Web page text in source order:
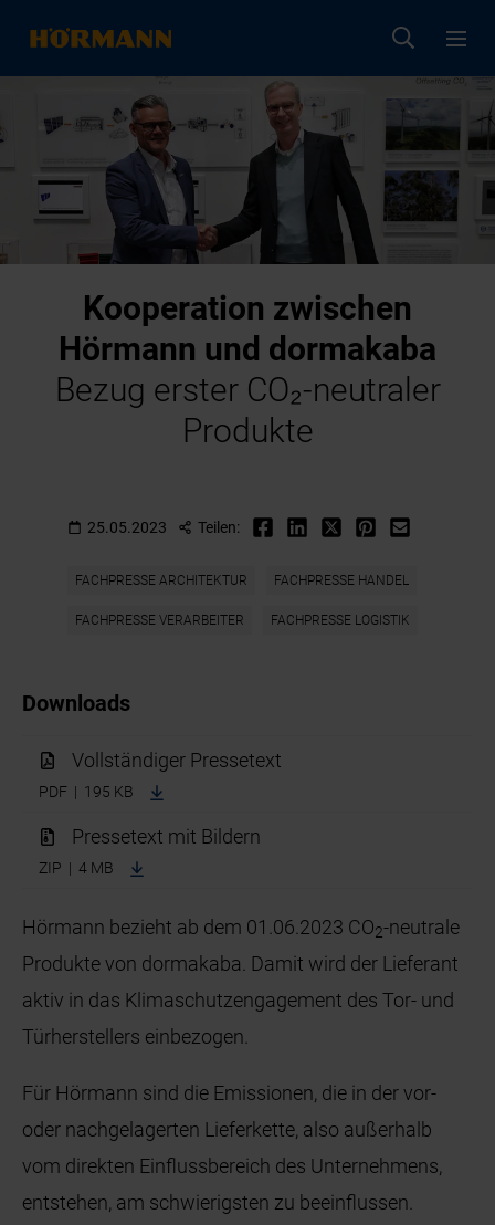
Kooperation zwischen
Hörmann und dormakaba
Bezug erster CO₂-neutraler
Produkte
25.05.2023 Teilen:
FACHPRESSE ARCHITEKTUR FACHPRESSE HANDEL
FACHPRESSE VERARBEITER FACHPRESSE LOGISTIK
Downloads
Vollständiger Pressetext
PDF | 195 KB
Pressetext mit Bildern
ZIP | 4 MB
Hörmann bezieht ab dem 01.06.2023 CO2-neutrale
Produkte von dormakaba. Damit wird der Lieferant
aktiv in das Klimaschutzengagement des Tor- und
Türherstellers einbezogen.
Für Hörmann sind die Emissionen, die in der vor-
oder nachgelagerten Lieferkette, also außerhalb
vom direkten Einflussbereich des Unternehmens,
entstehen, am schwierigsten zu beeinflussen.